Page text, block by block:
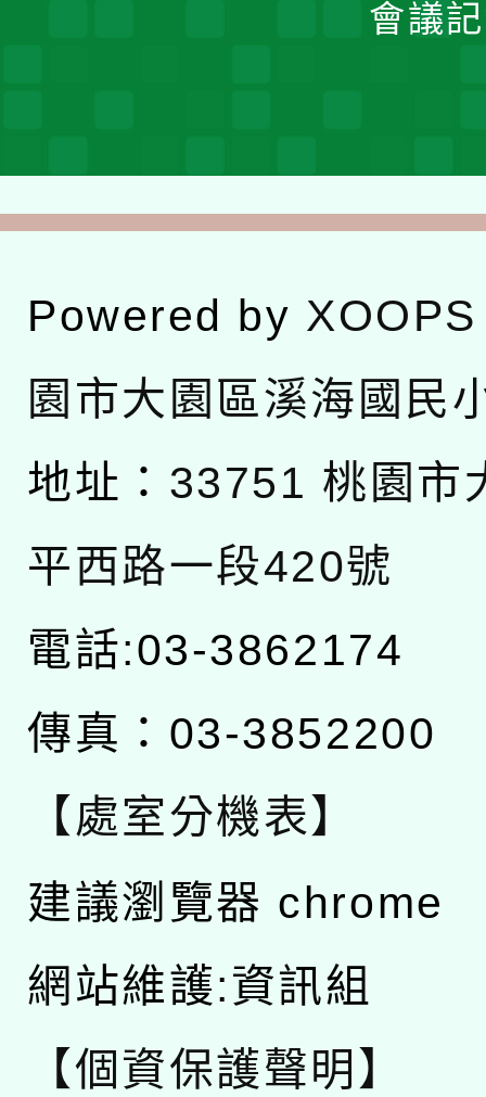
會議
Powered by XOOPS
園市大園區溪海國民
地址： 33751 桃園市
平西路一段420號
電話:03-3862174
傳真：03-3852200
【處室分機表】
建議瀏覽器 chrome
網站維護:資訊組
【個資保護聲明】